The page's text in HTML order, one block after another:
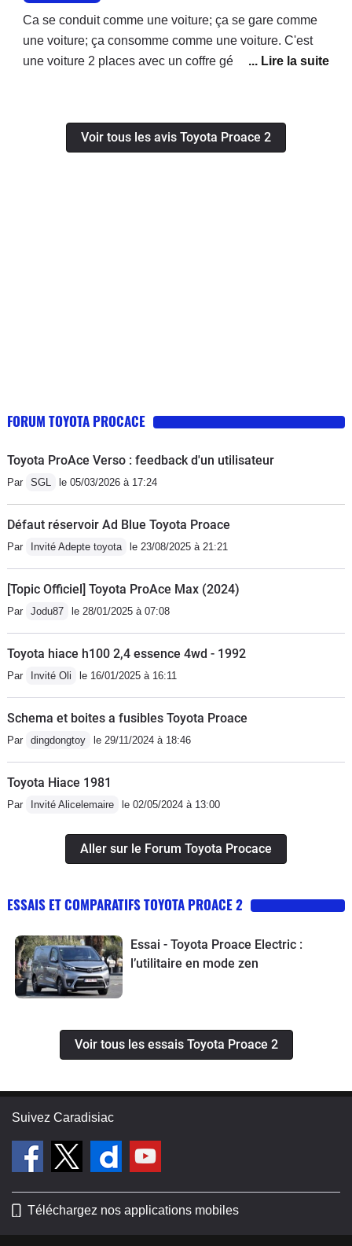
Ca se conduit comme une voiture; ça se gare comme
une voiture; ça consomme comme une voiture. C'est
une voiture 2 places avec un coffre géant. Bref, c'est un
satisfaire son ego. Le moteur est ok et suffisant au
quotidien et tant qu'on n'a pas trop de poids à
détection de véhicules proches permet de limiter la
la certification ?!...) - l'habitacle devient vite une étuve ;
il est petit et au dessus du moteur.- le système de
tout et l'air arrive à peu près de partout, même lorsque
le ventilateur est éteint. - le système d'AD Blue a un
énorme bug : de ce que j'ai compris, un capteur (ou
sonde) ne réinitialise pas le compteur d'AD Blue
lorsqu'on fait le plein. Résultat, un message "arrêt du
véhicule obligatoire" apparait au bout de 6/de 8 mois
(dans mon cas) qui nécessite de repasser à la
concession pour faire le reset. D'après Toyota, il y a
pire car chez certains c'est toutes les semaines. On
rêve ! Pour un véhicule *utilitaire*, c'est tout
simplement lamentable.- l'une des deux têtes du lave
neuf).Voilà pourquoi 14 et pas 18 ou 19. C'est bien
aussi fiable que les autres outils de travail qu'on utilise.
A force de tirer sur les coûts, la fiabilité se perd. Mieux
qualité pour un véhicule *durable* (donc écolo).
Voir tous les avis Toyota Proace 2
FORUM TOYOTA PROCACE
Toyota ProAce Verso : feedback d'un utilisateur
Par SGL le 05/03/2026 à 17:24
Défaut réservoir Ad Blue Toyota Proace
Par Invité Adepte toyota le 23/08/2025 à 21:21
[Topic Officiel] Toyota ProAce Max (2024)
Par Jodu87 le 28/01/2025 à 07:08
Toyota hiace h100 2,4 essence 4wd - 1992
Par Invité Oli le 16/01/2025 à 16:11
Schema et boites a fusibles Toyota Proace
Par dingdongtoy le 29/11/2024 à 18:46
Toyota Hiace 1981
Par Invité Alicelemaire le 02/05/2024 à 13:00
Aller sur le Forum Toyota Procace
ESSAIS ET COMPARATIFS TOYOTA PROACE 2
Essai - Toyota Proace Electric :
l’utilitaire en mode zen
Voir tous les essais Toyota Proace 2
Suivez Caradisiac
Téléchargez nos applications mobiles